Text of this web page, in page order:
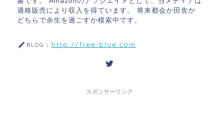
適格販売により収入を得ています。 将来都会か田舎か
どちらで余生を過ごすか模索中です。
BLOG： http://free-blue.com
スポンサーリンク